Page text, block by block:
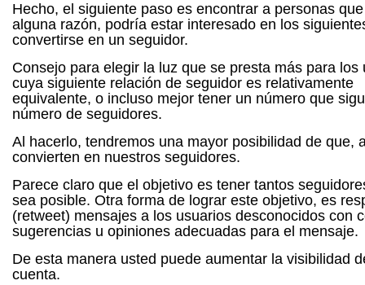
Hecho, el siguiente paso es encontrar a personas
alguna razón, podría estar interesado en los
convertirse en un seguidor.
Consejo para elegir la luz que se presta más para los
cuya siguiente relación de seguidor es relativamente
equivalente, o incluso mejor tener un número que
número de seguidores.
Al hacerlo, tendremos una mayor posibilidad de que,
convierten en nuestros seguidores.
Parece claro que el objetivo es tener tantos
sea posible. Otra forma de lograr este objetivo, es
(retweet) mensajes a los usuarios desconocidos con
sugerencias u opiniones adecuadas para el mensaje.
De esta manera usted puede aumentar la visibilidad
cuenta.